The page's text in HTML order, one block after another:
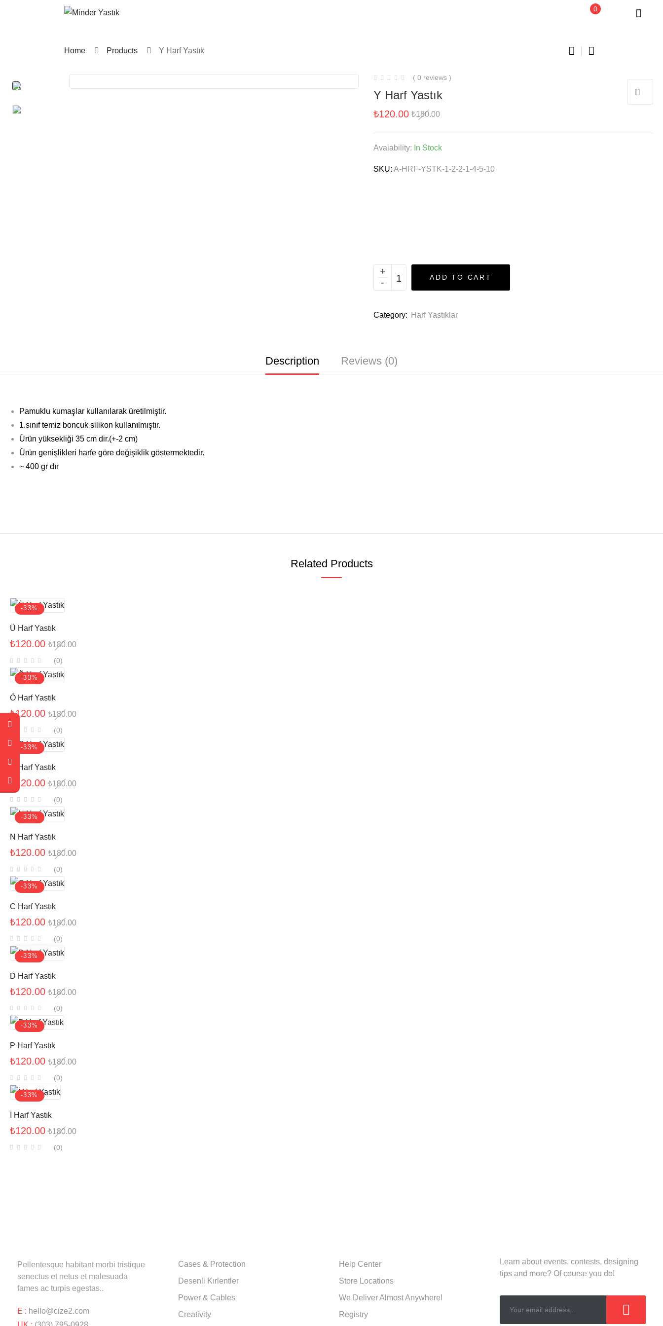
0
Home Products Y Harf Yastık
Product
V Z
( 0 reviews )
Y Harf Yastık
₺180.00
₺120.00
Avaiability: In Stock
SKU: A-HRF-YSTK-1-2-2-1-4-5-10
ADD TO CART
Category: Harf Yastıklar
Description Reviews (0)
Pamuklu kumaşlar kullanılarak üretilmiştir.
1.sınıf temiz boncuk silikon kullanılmıştır.
Ürün yüksekliği 35 cm dir.(+-2 cm)
Ürün genişlikleri harfe göre değişiklik göstermektedir.
~ 400 gr dır
Related Products
-33%
Ü Harf Yastık
₺180.00
₺120.00
(0)
-33%
Ö Harf Yastık
₺180.00
₺120.00
(0)
-33%
O Harf Yastık
₺180.00
₺ 120.00
(0)
-33%
N Harf Yastık
₺180.00
₺120.00
(0)
-33%
C Harf Yastık
₺180.00
₺120.00
(0)
-33%
D Harf Yastık
₺180.00
₺120.00
(0)
-33%
P Harf Yastık
₺180.00
₺120.00
(0)
-33%
İ Harf Yastık
₺180.00
₺120.00
(0)
Pellentesque habitant morbi tristique
senectus et netus et malesuada
fames ac turpis egestas..
E : hello@cize2.com
Cases & Protection
Desenli Kırlentler
Power & Cables
Creativity
Help Center
Store Locations
We Deliver Almost Anywhere!
Registry
Learn about events, contests, designing
tips and more? Of course you do!